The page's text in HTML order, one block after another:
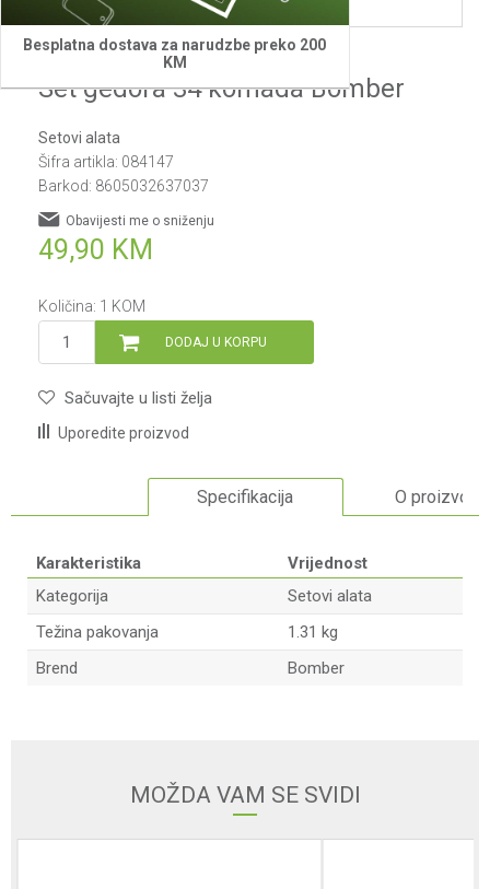
Besplatna dostava za narudzbe preko 200
KM
Bomber
Set gedora 34 komada Bomber
Setovi alata
Šifra artikla: 084147
Barkod: 8605032637037
49,90 KM
Obavijesti me o sniženju
Količina: 1 KOM
DODAJ U KORPU
Sačuvajte u listi želja
Uporedite proizvod
Specifikacija O proizvodu
Karakteristika
Vrijednost
Kategorija
Setovi alata
Težina pakovanja
1.31 kg
Brend
Bomber
MOŽDA VAM SE SVIDI